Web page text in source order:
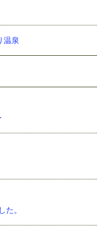
温泉
た。